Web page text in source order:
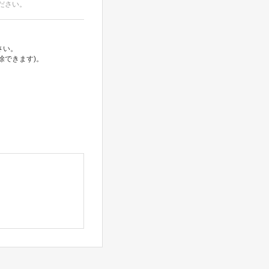
い。
。
きます)。